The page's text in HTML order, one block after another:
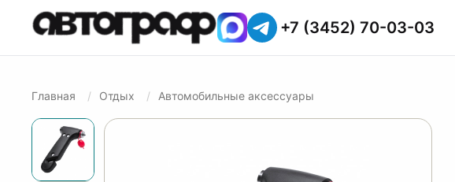
+7 (3452) 70-03-03
Главная Отдых Автомобильные аксессуары